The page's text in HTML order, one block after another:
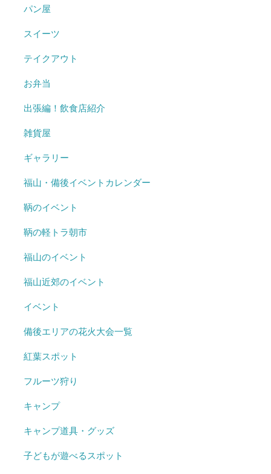
パン屋
スイーツ
テイクアウト
お弁当
出張編！飲食店紹介
雑貨屋
ギャラリー
福山・備後イベントカレンダー
鞆のイベント
鞆の軽トラ朝市
福山のイベント
福山近郊のイベント
イベント
備後エリアの花火大会一覧
紅葉スポット
フルーツ狩り
キャンプ
キャンプ道具・グッズ
子どもが遊べるスポット